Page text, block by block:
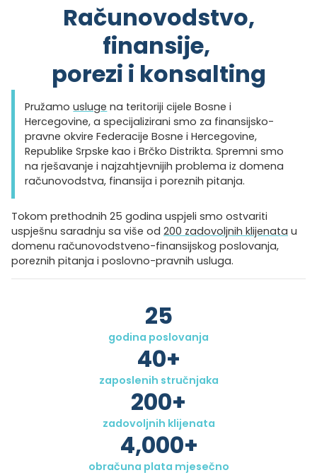
Računovodstvo,
finansije,
porezi i konsalting
Pružamousluge na teritoriji cijele Bosne i
Hercegovine, a specijalizirani smo za finansijsko-
pravne okvire Federacije Bosne i Hercegovine,
Republike Srpske kao i Brčko Distrikta. Spremni smo
na rješavanje i najzahtjevnijih problema iz domena
računovodstva, finansija i poreznih pitanja.
Tokom prethodnih 25 godina uspjeli smo ostvariti
uspješnu saradnju sa više od 200 zadovoljnih klijenata u
domenu računovodstveno-finansijskog poslovanja,
poreznih pitanja i poslovno-pravnih usluga.
godina poslovanja
25
zaposlenih stručnjaka
40+
zadovoljnih klijenata
200+
obračuna plata mjesečno
4,000+